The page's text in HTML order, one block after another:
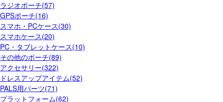
ラジオポーチ(57)
GPSポーチ(16)
スマホ・PCケース(30)
スマホケース(20)
PC・タブレットケース(10)
その他のポーチ(89)
アクセサリー(322)
ドレスアップアイテム(52)
PALS用パーツ(71)
プラットフォーム(62)